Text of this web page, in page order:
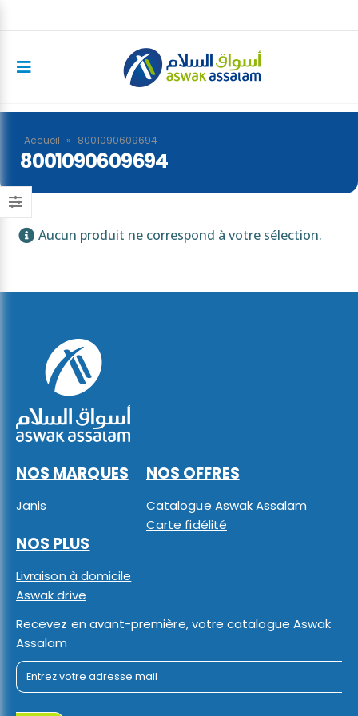
Accueil » 8001090609694
8001090609694
Aucun produit ne correspond à votre sélection.
NOS MARQUES
Janis
NOS OFFRES
Catalogue Aswak Assalam
Carte fidélité
NOS PLUS
Livraison à domicile
Aswak drive
Recevez en avant-première, votre catalogue Aswak
Assalam